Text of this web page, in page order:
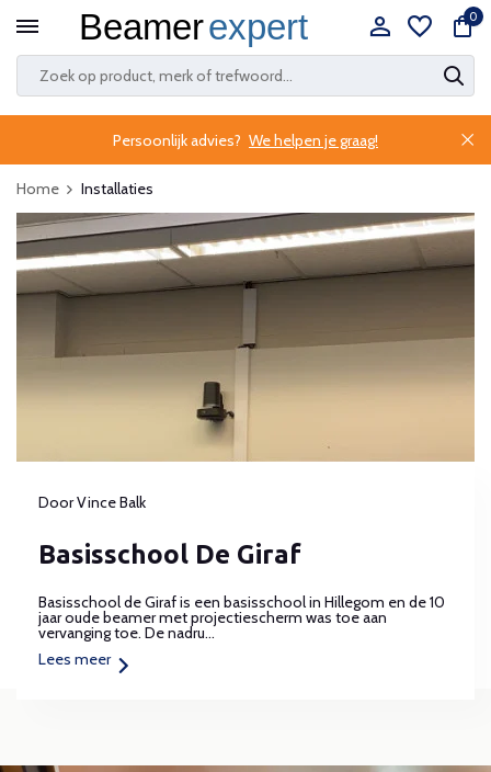
0
Persoonlijk advies? We helpen je graag!
Home Installaties
DoorVince Balk
Basisschool De Giraf
Basisschool de Giraf is een basisschool in Hillegom en de 10
jaar oude beamer met projectiescherm was toe aan
vervanging toe. De nadru...
Lees meer